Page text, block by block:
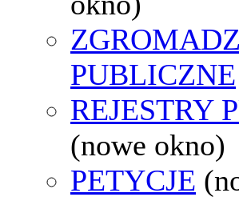
PUBLICZNE
REJESTRY
(nowe okno)
PETYCJE